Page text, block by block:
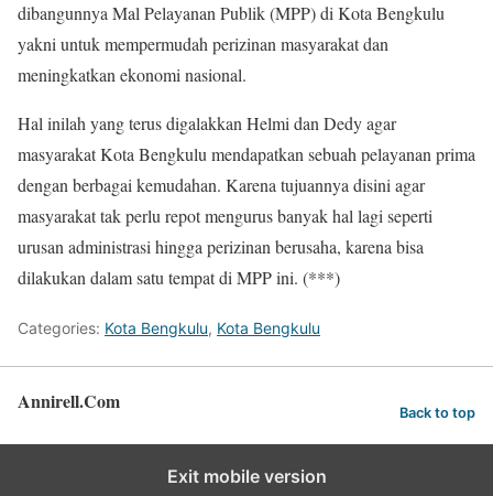
dibangunnya Mal Pelayanan Publik (MPP) di Kota Bengkulu
yakni untuk mempermudah perizinan masyarakat dan
meningkatkan ekonomi nasional.
Hal inilah yang terus digalakkan Helmi dan Dedy agar
masyarakat Kota Bengkulu mendapatkan sebuah pelayanan prima
dengan berbagai kemudahan. Karena tujuannya disini agar
masyarakat tak perlu repot mengurus banyak hal lagi seperti
urusan administrasi hingga perizinan berusaha, karena bisa
dilakukan dalam satu tempat di MPP ini. (***)
Categories: Kota Bengkulu, Kota Bengkulu
Annirell.Com Back to top
Exit mobile version